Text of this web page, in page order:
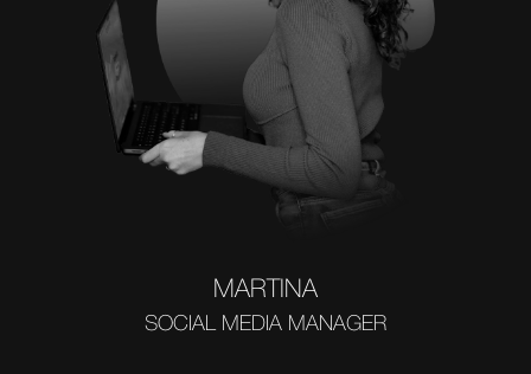
MARTINA
SOCIAL MEDIA MANAGER